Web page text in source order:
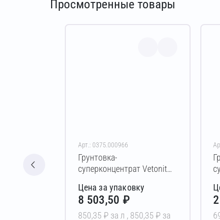
Просмотренные товары
Арт.: 0375.000966
Грунтовка-
суперконцентрат Vetonit
Цена за упаковку
8 503,50 ₽
850,35 ₽ за л , 850,35 ₽ за